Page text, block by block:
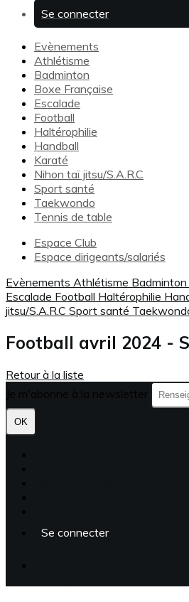
Se connecter
Evènements
Athlétisme
Badminton
Boxe Française
Escalade
Football
Haltérophilie
Handball
Karaté
Nihon taï jitsu/S.A.R.C
Sport santé
Taekwondo
Tennis de table
Espace Club
Espace dirigeants/salariés
Evènements Athlétisme Badminton
Escalade Football Haltérophilie
jitsu/S.A.R.C Sport santé
Football avril 2024 -
Retour à la liste
OK
Se connecter